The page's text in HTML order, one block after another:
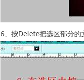
6、按Delete把选区部分的